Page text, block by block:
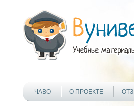
ЧАВО О ПРОЕКТЕ